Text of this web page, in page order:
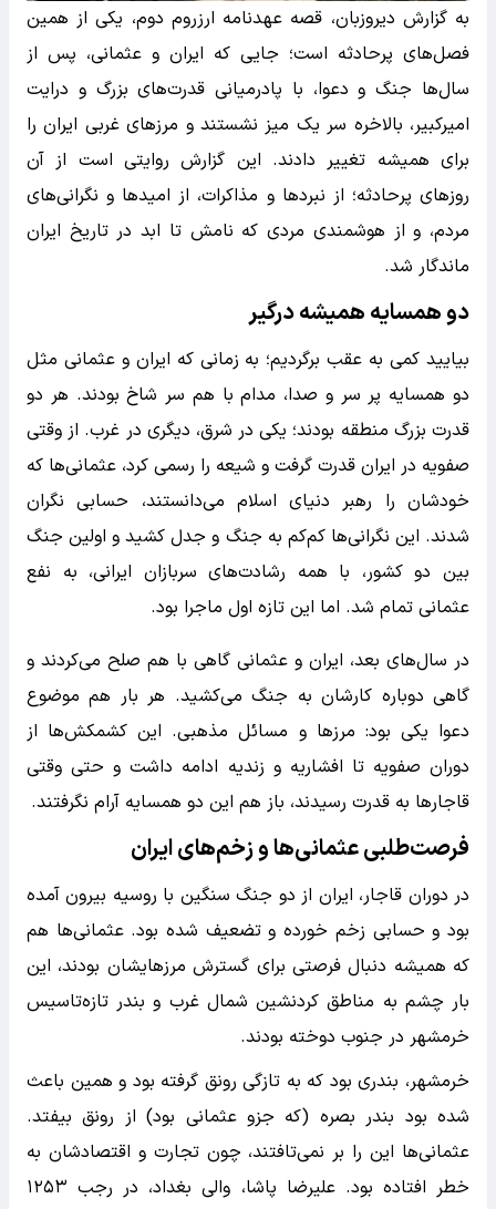
به گزارش دیروزبان، قصه عهدنامه ارزروم دوم، یکی از همین
فصل‌های پرحادثه است؛ جایی که ایران و عثمانی، پس از
سال‌ها جنگ و دعوا، با پادرمیانی قدرت‌های بزرگ و درایت
امیرکبیر، بالاخره سر یک میز نشستند و مرزهای غربی ایران را
برای همیشه تغییر دادند. این گزارش روایتی است از آن
روزهای پرحادثه؛ از نبردها و مذاکرات، از امیدها و نگرانی‌های
مردم، و از هوشمندی مردی که نامش تا ابد در تاریخ ایران
ماندگار شد.
دو همسایه همیشه درگیر
بیایید کمی به عقب برگردیم؛ به زمانی که ایران و عثمانی مثل
دو همسایه پر سر و صدا، مدام با هم سر شاخ بودند. هر دو
قدرت بزرگ منطقه بودند؛ یکی در شرق، دیگری در غرب. از وقتی
صفویه در ایران قدرت گرفت و شیعه را رسمی کرد، عثمانی‌ها که
خودشان را رهبر دنیای اسلام می‌دانستند، حسابی نگران
شدند. این نگرانی‌ها کم‌کم به جنگ و جدل کشید و اولین جنگ
بین دو کشور، با همه رشادت‌های سربازان ایرانی، به نفع
عثمانی تمام شد. اما این تازه اول ماجرا بود.
در سال‌های بعد، ایران و عثمانی گاهی با هم صلح می‌کردند و
گاهی دوباره کارشان به جنگ می‌کشید. هر بار هم موضوع
دعوا یکی بود: مرزها و مسائل مذهبی. این کشمکش‌ها از
دوران صفویه تا افشاریه و زندیه ادامه داشت و حتی وقتی
قاجارها به قدرت رسیدند، باز هم این دو همسایه آرام نگرفتند.
فرصت‌طلبی عثمانی‌ها و زخم‌های ایران
در دوران قاجار، ایران از دو جنگ سنگین با روسیه بیرون آمده
بود و حسابی زخم خورده و تضعیف شده بود. عثمانی‌ها هم
که همیشه دنبال فرصتی برای گسترش مرزهایشان بودند، این
بار چشم به مناطق کردنشین شمال غرب و بندر تازه‌تاسیس
خرمشهر در جنوب دوخته بودند.
خرمشهر، بندری بود که به تازگی رونق گرفته بود و همین باعث
شده بود بندر بصره (که جزو عثمانی بود) از رونق بیفتد.
عثمانی‌ها این را بر نمی‌تافتند، چون تجارت و اقتصادشان به
خطر افتاده بود. علیرضا پاشا، والی بغداد، در رجب ۱۲۵۳